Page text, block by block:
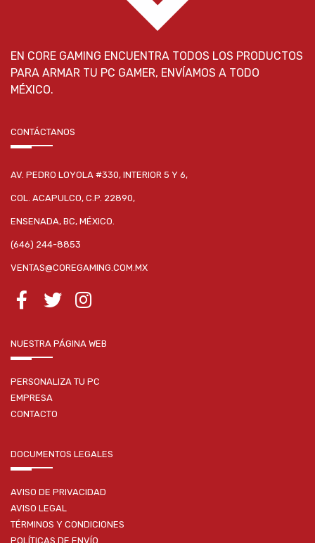
EN CORE GAMING ENCUENTRA TODOS LOS PRODUCTOS
PARA ARMAR TU PC GAMER, ENVÍAMOS A TODO
MÉXICO.
CONTÁCTANOS
AV. PEDRO LOYOLA #330, INTERIOR 5 Y 6,
COL. ACAPULCO, C.P. 22890,
ENSENADA, BC, MÉXICO.
(646) 244-8853
VENTAS@COREGAMING.COM.MX
NUESTRA PÁGINA WEB
PERSONALIZA TU PC
EMPRESA
CONTACTO
DOCUMENTOS LEGALES
AVISO DE PRIVACIDAD
AVISO LEGAL
TÉRMINOS Y CONDICIONES
POLÍTICAS DE ENVÍO